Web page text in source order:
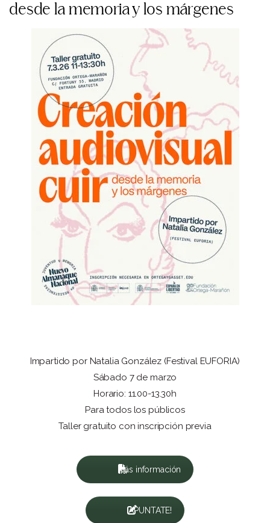
desde la memoria y los márgenes
Impartido por Natalia González (Festival EUFORIA)
Sábado 7 de marzo
Horario: 11.00-13.30h
Para todos los públicos
Taller gratuito con inscripción previa
Más información
¡APUNTATE!